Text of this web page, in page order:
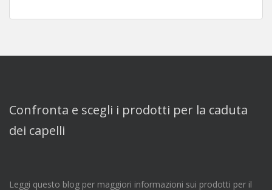
Confronta e scegli i prodotti per la caduta
dei capelli
Leggi questo blog per maggiori informazioni sui prodotti per il